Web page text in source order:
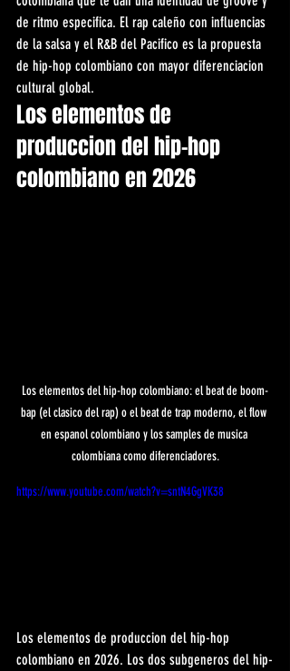
de ritmo especifica. El rap caleño con influencias
de la salsa y el R&B del Pacifico es la propuesta
de hip-hop colombiano con mayor diferenciacion
cultural global.
Los elementos de
produccion del hip-hop
colombiano en 2026
Los elementos del hip-hop colombiano: el beat de boom-
bap (el clasico del rap) o el beat de trap moderno, el flow
en espanol colombiano y los samples de musica
colombiana como diferenciadores.
https://www.youtube.com/watch?v=sntN4GgVK38
Los elementos de produccion del hip-hop
colombiano en 2026. Los dos subgeneros del hip-